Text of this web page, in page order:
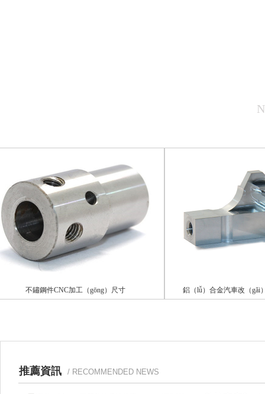
不鏽鋼件CNC加工（gōng）尺寸 鋁（lǚ）合金汽車改（gǎi）
推薦資訊 / RECOMMENDED NEWS